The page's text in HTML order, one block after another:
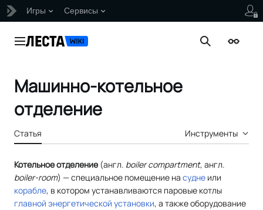
Игры Сервисы
Главное меню Поиск
Машинно-котельное
отделение
Статья Инструменты
Котельное отделение(англ. boiler compartment, англ.
boiler-room) — специальное помещение на судне или
корабле, в котором устанавливаются паровые котлы
главной энергетической установки, а также оборудование